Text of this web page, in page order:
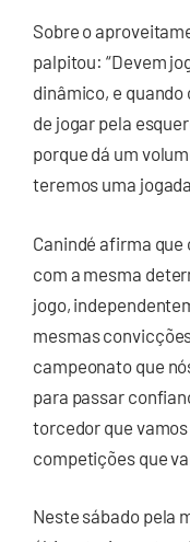
Sobre o
palpitou: “Devem
dinâmico, e
de jogar pela
porque dá um
teremos uma
Canindé afirma
com a mesma
jogo,
mesmas
campeonato que
para passar
torcedor que
competições que
Neste sábado pela